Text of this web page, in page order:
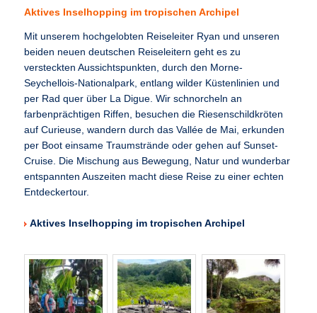
Aktives Inselhopping im tropischen Archipel
Mit unserem hochgelobten Reiseleiter Ryan und unseren
beiden neuen deutschen Reiseleitern geht es zu
versteckten Aussichtspunkten, durch den Morne-
Seychellois-Nationalpark, entlang wilder Küstenlinien und
per Rad quer über La Digue. Wir schnorcheln an
farbenprächtigen Riffen, besuchen die Riesenschildkröten
auf Curieuse, wandern durch das Vallée de Mai, erkunden
per Boot einsame Traumstrände oder gehen auf Sunset-
Cruise. Die Mischung aus Bewegung, Natur und wunderbar
entspannten Auszeiten macht diese Reise zu einer echten
Entdeckertour.
Aktives Inselhopping im tropischen Archipel